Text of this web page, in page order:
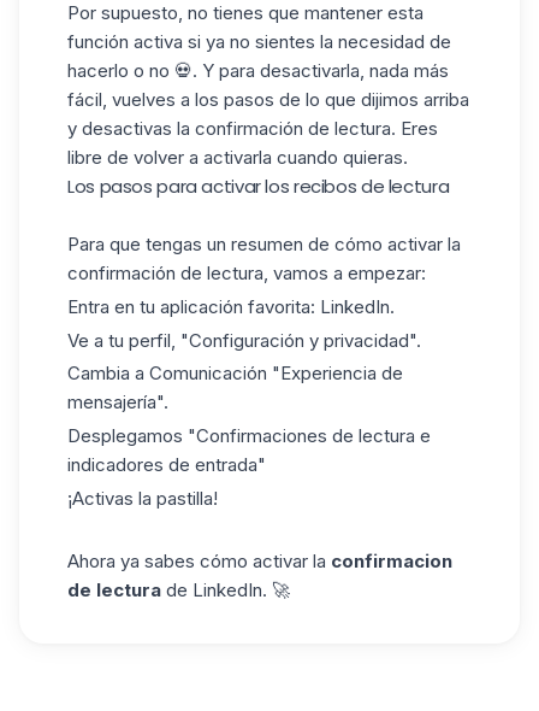
Por supuesto, no tienes que mantener esta
función activa si ya no sientes la necesidad de
hacerlo o no 💀. Y para desactivarla, nada más
fácil, vuelves a los pasos de lo que dijimos arriba
y desactivas la confirmación de lectura. Eres
libre de volver a activarla cuando quieras.
Los pasos para activar los recibos de lectura
Para que tengas un resumen de cómo activar la
confirmación de lectura, vamos a empezar:
Entra en tu aplicación favorita: LinkedIn.
Ve a tu perfil, "Configuración y privacidad".
Cambia a Comunicación "Experiencia de
mensajería".
Desplegamos "Confirmaciones de lectura e
indicadores de entrada"
¡Activas la pastilla!
Ahora ya sabes cómo activar la confirmacion
de lectura de LinkedIn. 🚀